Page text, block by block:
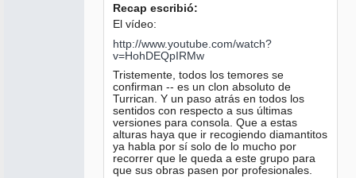
Recap escribió:
El vídeo:
http://www.youtube.com/watch?
v=HohDEQpIRMw
Tristemente, todos los temores se
confirman -- es un clon absoluto de
Turrican. Y un paso atrás en todos los
sentidos con respecto a sus últimas
versiones para consola. Que a estas
alturas haya que ir recogiendo diamantitos
ya habla por sí solo de lo mucho por
recorrer que le queda a este grupo para
que sus obras pasen por profesionales.